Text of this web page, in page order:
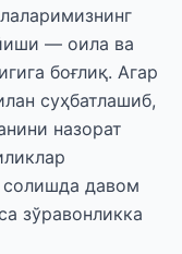
— оила ва
боғлиқ. Агар
суҳбатлашиб,
назорат
солишда давом
зўравонликка